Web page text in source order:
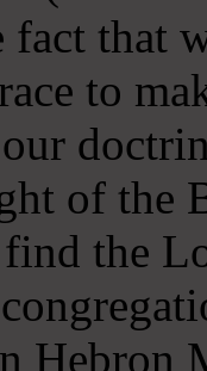
that
to
of the
the
Hebron